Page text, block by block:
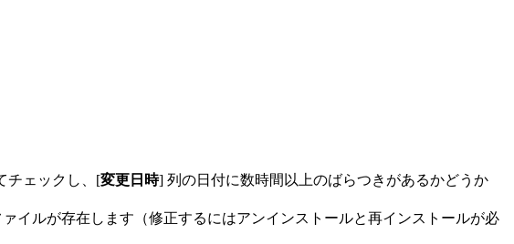
チェックし、[変更日時] 列の日付に数時間以上のばらつきがあるかどうか
イルが存在します（修正するにはアンインストールと再インストールが必